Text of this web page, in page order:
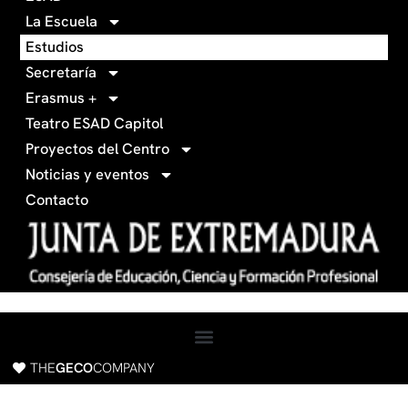
0
3
f
a
c
b
o
o
k
g
r
La Escuela
Estudios
Secretaría
Erasmus +
Teatro ESAD Capitol
Proyectos del Centro
Noticias y eventos
Contacto
THEGECOCOMPANY